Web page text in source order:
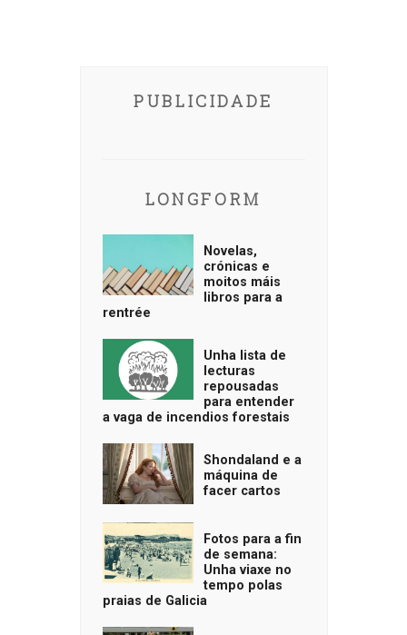
PUBLICIDADE
LONGFORM
Novelas,
crónicas e
moitos máis
libros para a
rentrée
Unha lista de
lecturas
repousadas
para entender
a vaga de incendios forestais
Shondaland e a
máquina de
facer cartos
Fotos para a fin
de semana:
Unha viaxe no
tempo polas
praias de Galicia